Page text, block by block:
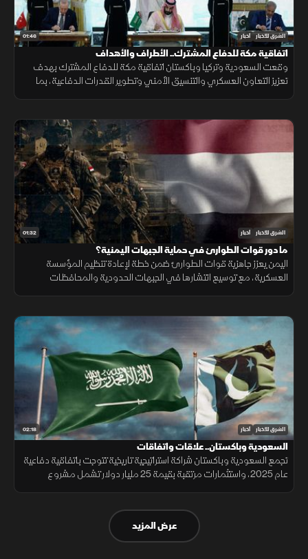
01:46 الشرق للأخبار أخبار
اتفاقية مكة للدفاع المشترك.. الأطراف والأهداف
وقعت السعودية وتركيا وباكستان اتفاقية مكة للدفاع المشترك بهدف
تعزيز التعاون العسكري والتنسيق الأمني وتطوير القدرات الدفاعية، بما
01:32 الشرق للأخبار أخبار
ما دور قوات الطوارئ في حماية الجبهات اليمنية؟
اليمن يعزز جاهزية قوات الطوارئ ضمن خطة لإعادة تنظيم المؤسسة
العسكرية، مع توسيع انتشارها في الجبهات الحدودية والمحافظات
02:18 الشرق للأخبار أخبار
السعودية وباكستان.. علاقات واتفاقات
تجمع السعودية وباكستان شراكة استراتيجية تاريخية تتوجت باتفاقية دفاعية
عام 2025، واستثمارات مرتقبة بقيمة 25 مليار دولار تشمل مشروع
عرض المزيد